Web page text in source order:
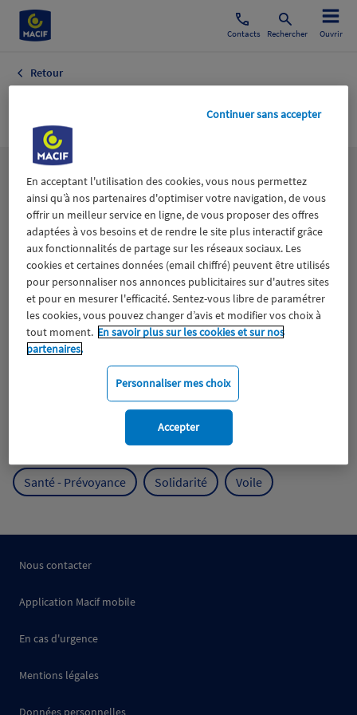
Contacts Rechercher Ouvrir
Retour
Lesthématiques
Aidants Catastrophes naturelles Climat
ESS
Expérience clients Fondation Macif Jeunesse
Mobilité
Protection de l'environnement
Protection des océans Prévention
Santé - Prévoyance Solidarité Voile
Nous contacter
Application Macif mobile
En cas d'urgence
Mentions légales
Données personnelles
En acceptant l'utilisation des cookies, vous nous permettez
ainsi qu’à nos partenaires d'optimiser votre navigation, de vous
offrir un meilleur service en ligne, de vous proposer des offres
adaptées à vos besoins et de rendre le site plus interactif grâce
aux fonctionnalités de partage sur les réseaux sociaux. Les
cookies et certaines données (email chiffré) peuvent être utilisés
pour personnaliser nos annonces publicitaires sur d'autres sites
et pour en mesurer l'efficacité. Sentez-vous libre de paramétrer
les cookies, vous pouvez changer d’avis et modifier vos choix à
tout moment. En savoir plus sur les cookies et sur nos
partenaires.
Personnaliser mes choix
Continuer sans accepter
Accepter